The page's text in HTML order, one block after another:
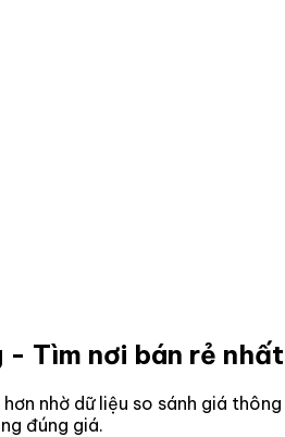
- Tìm nơi bán rẻ nhất
nhờ dữ liệu so sánh giá
đúng giá.